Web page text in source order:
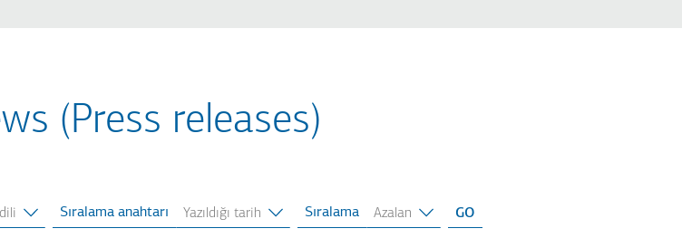
(Press releases)
Sıralama anahtarı Sıralama